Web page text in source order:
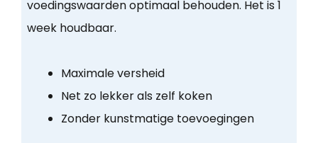
voedingswaarden optimaal behouden. Het is 1
week houdbaar.
Maximale versheid
Net zo lekker als zelf koken
Zonder kunstmatige toevoegingen